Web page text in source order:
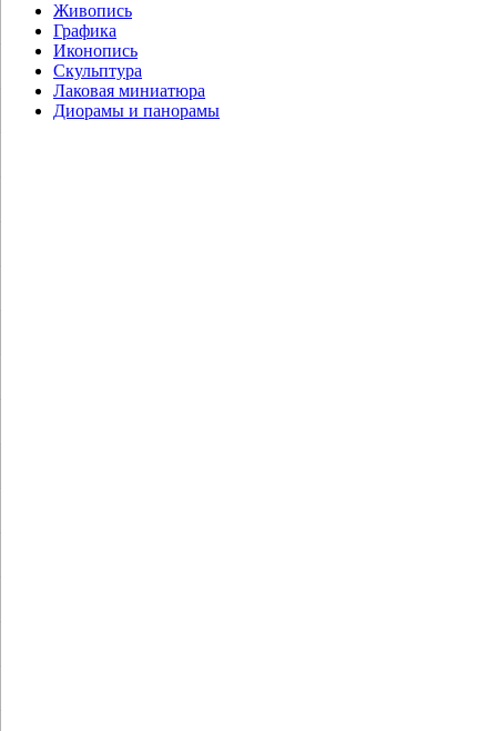
Живопись
Графика
Иконопись
Скульптура
Лаковая миниатюра
Диорамы и панорамы